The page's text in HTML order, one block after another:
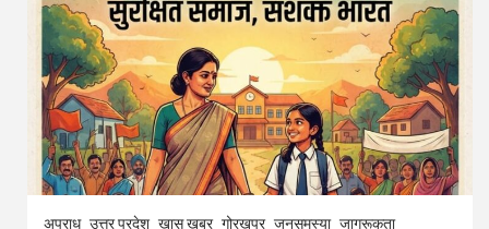
अपराध उत्तर प्रदेश खास खबर गोरखपुर जनसमस्या जागरूकता